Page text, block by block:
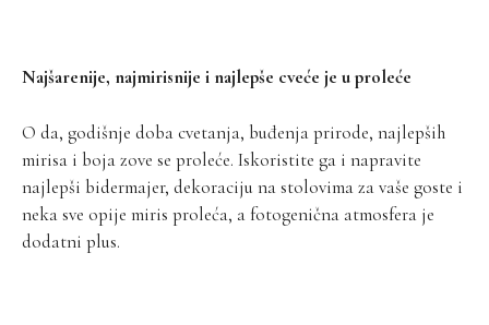
Najšarenije, najmirisnije i najlepše cveće je u proleće
O da, godišnje doba cvetanja, buđenja prirode, najlepših
mirisa i boja zove se proleće. Iskoristite ga i napravite
najlepši bidermajer, dekoraciju na stolovima za vaše goste i
neka sve opije miris proleća, a fotogenična atmosfera je
dodatni plus.